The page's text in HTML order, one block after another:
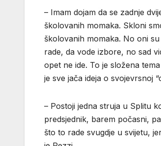
– Imam dojam da se zadnje
školovanih momaka. Skloni
školovanih momaka. No oni
rade, da vode izbore, no sad
opet ne ide. To je složena
je sve jača ideja o svojevrsnoj
– Postoji jedna struja u Splitu
predsjednik, barem počasni,
što to rade svugdje u svijetu,